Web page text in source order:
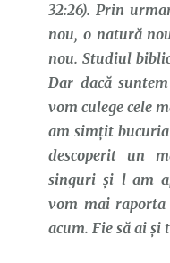
32:26). Prin
nou, o natură
nou. Studiul
Dar dacă
vom culege cele
am simțit
descoperit un
singuri și l-am
vom mai
acum. Fie să ai și